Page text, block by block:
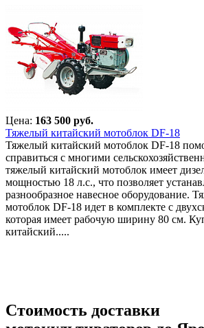
Цена: 163 500 руб.
Тяжелый китайский мотоблок DF-18
Тяжелый китайский мотоблок DF-18
справиться с многими
тяжелый китайский мотоблок имеет
мощностью 18 л.с., что позволяет
разнообразное навесное оборудование.
мотоблок DF-18 идет в комплекте с
которая имеет рабочую ширину 80 см.
китайский.....
Стоимость доставки